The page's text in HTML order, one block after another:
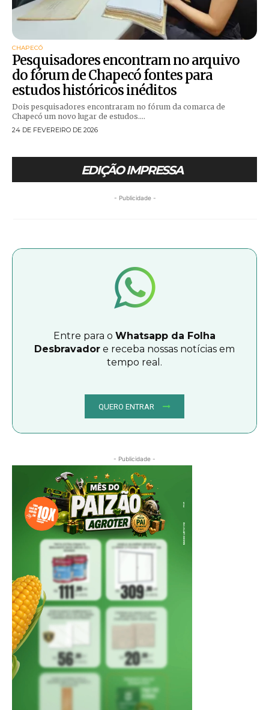
CHAPECÓ
Pesquisadores encontram no arquivo
do fórum de Chapecó fontes para
estudos históricos inéditos
Dois pesquisadores encontraram no fórum da comarca de
Chapecó um novo lugar de estudos....
24 DE FEVEREIRO DE 2026
EDIÇÃO IMPRESSA
- Publicidade -
Entre para o Whatsapp da Folha
Desbravador e receba nossas notícias em
tempo real.
QUERO ENTRAR
- Publicidade -